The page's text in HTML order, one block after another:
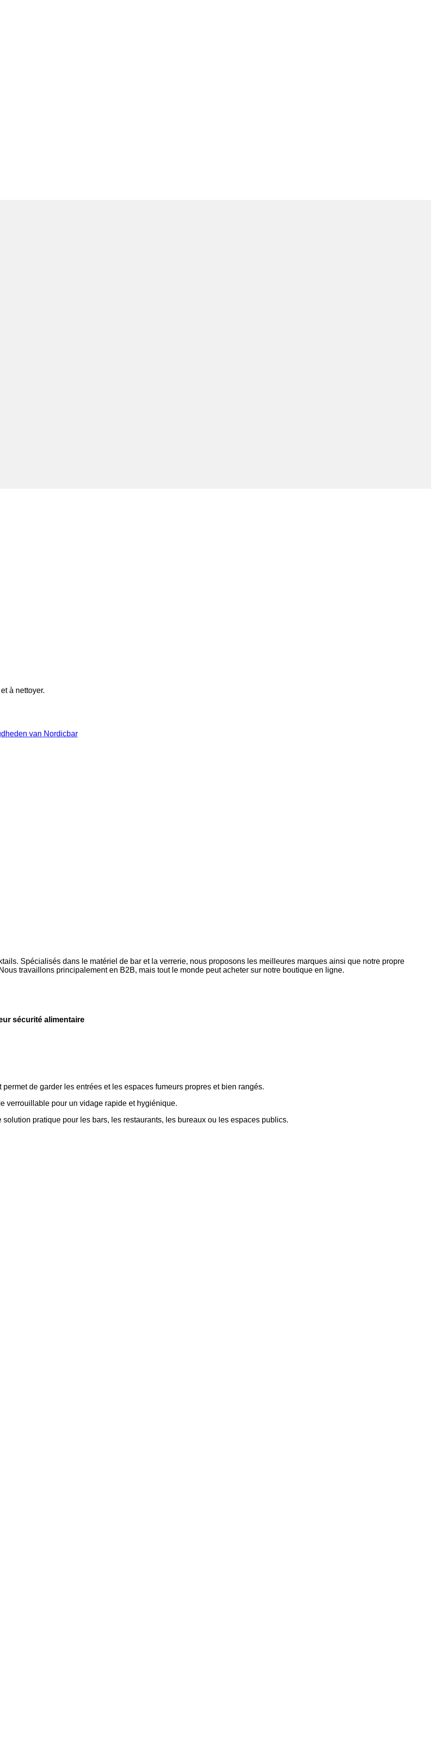
à nettoyer.
van Nordicbar
Spécialisés dans le matériel de bar et la verrerie, nous proposons les meilleures marques ainsi que notre propre
travaillons principalement en B2B, mais tout le monde peut acheter sur notre boutique en ligne.
sécurité alimentaire
de garder les entrées et les espaces fumeurs propres et bien rangés.
verrouillable pour un vidage rapide et hygiénique.
solution pratique pour les bars, les restaurants, les bureaux ou les espaces publics.